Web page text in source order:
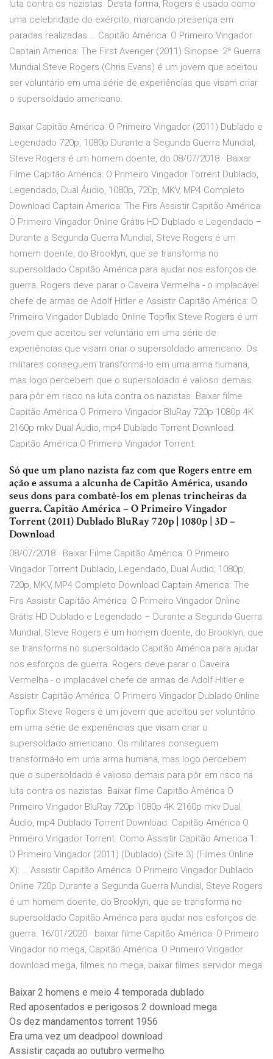
luta contra os nazistas. Desta forma, Rogers é usado como
uma celebridade do exército, marcando presença em
paradas realizadas … Capitão América: O Primeiro Vingador
Captain America: The First Avenger (2011) Sinopse: 2ª Guerra
Mundial.Steve Rogers (Chris Evans) é um jovem que aceitou
ser voluntário em uma série de experiências que visam criar
o supersoldado americano.
Baixar Capitão América: O Primeiro Vingador (2011) Dublado e
Legendado 720p, 1080p Durante a Segunda Guerra Mundial,
Steve Rogers é um homem doente, do 08/07/2018 · Baixar
Filme Capitão América: O Primeiro Vingador Torrent Dublado,
Legendado, Dual Áudio, 1080p, 720p, MKV, MP4 Completo
Download Captain America: The Firs Assistir Capitão América:
O Primeiro Vingador Online Grátis HD Dublado e Legendado –
Durante a Segunda Guerra Mundial, Steve Rogers é um
homem doente, do Brooklyn, que se transforma no
supersoldado Capitão América para ajudar nos esforços de
guerra. Rogers deve parar o Caveira Vermelha - o implacável
chefe de armas de Adolf Hitler e Assistir Capitão América: O
Primeiro Vingador Dublado Online Topflix Steve Rogers é um
jovem que aceitou ser voluntário em uma série de
experiências que visam criar o supersoldado americano. Os
militares conseguem transformá-lo em uma arma humana,
mas logo percebem que o supersoldado é valioso demais
para pôr em risco na luta contra os nazistas. Baixar filme
Capitão América O Primeiro Vingador BluRay 720p 1080p 4K
2160p mkv Dual Áudio, mp4 Dublado Torrent Download.
Capitão América O Primeiro Vingador Torrent.
Só que um plano nazista faz com que Rogers entre em
ação e assuma a alcunha de Capitão América, usando
seus dons para combatê-los em plenas trincheiras da
guerra. Capitão América – O Primeiro Vingador
Torrent (2011) Dublado BluRay 720p | 1080p | 3D –
Download
08/07/2018 · Baixar Filme Capitão América: O Primeiro
Vingador Torrent Dublado, Legendado, Dual Áudio, 1080p,
720p, MKV, MP4 Completo Download Captain America: The
Firs Assistir Capitão América: O Primeiro Vingador Online
Grátis HD Dublado e Legendado – Durante a Segunda Guerra
Mundial, Steve Rogers é um homem doente, do Brooklyn, que
se transforma no supersoldado Capitão América para ajudar
nos esforços de guerra. Rogers deve parar o Caveira
Vermelha - o implacável chefe de armas de Adolf Hitler e
Assistir Capitão América: O Primeiro Vingador Dublado Online
Topflix Steve Rogers é um jovem que aceitou ser voluntário
em uma série de experiências que visam criar o
supersoldado americano. Os militares conseguem
transformá-lo em uma arma humana, mas logo percebem
que o supersoldado é valioso demais para pôr em risco na
luta contra os nazistas. Baixar filme Capitão América O
Primeiro Vingador BluRay 720p 1080p 4K 2160p mkv Dual
Áudio, mp4 Dublado Torrent Download. Capitão América O
Primeiro Vingador Torrent. Como Assistir Capitão America 1:
O Primeiro Vingador (2011) (Dublado) (Site 3) (Filmes Online
X): … Assistir Capitão América: O Primeiro Vingador Dublado
Online 720p Durante a Segunda Guerra Mundial, Steve Rogers
é um homem doente, do Brooklyn, que se transforma no
supersoldado Capitão América para ajudar nos esforços de
guerra. 16/01/2020 · baixar filme Capitão América: O Primeiro
Vingador no mega, Capitão América: O Primeiro Vingador
download mega, filmes no mega, baixar filmes servidor mega
Baixar 2 homens e meio 4 temporada dublado
Red aposentados e perigosos 2 download mega
Os dez mandamentos torrent 1956
Era uma vez um deadpool download
Assistir caçada ao outubro vermelho